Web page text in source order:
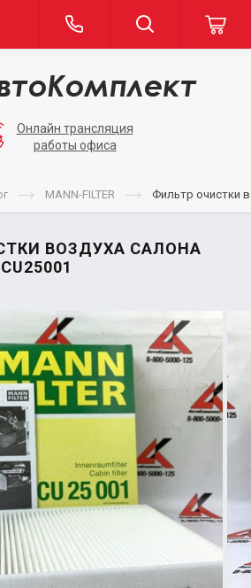
Онлайн трансляция
работы офиса
MANN-FILTER Фильтр очистки
ВОЗДУХА САЛОНА